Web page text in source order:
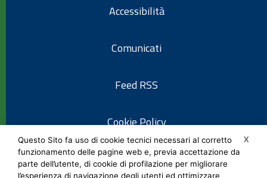
Accessibilità
Comunicati
Feed RSS
Cookie Policy
Informativa privacy
X
Questo Sito fa uso di cookie tecnici necessari al corretto
funzionamento delle pagine web e, previa accettazione da
parte dell’utente, di cookie di profilazione per migliorare
l’esperienza di navigazione degli utenti ed ottimizzare